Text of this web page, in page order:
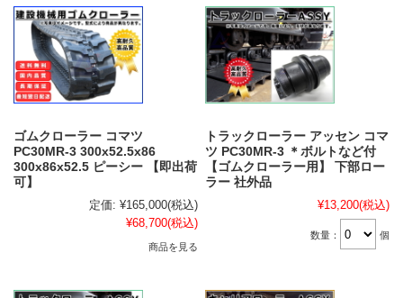
ゴムクローラー コマツ
PC30MR-3 300x52.5x86
300x86x52.5 ピーシー 【即出荷
可】
定価: ¥165,000(税込)
¥68,700(税込)
商品を見る
トラックローラー アッセン コマ
ツ PC30MR-3 ＊ボルトなど付
【ゴムクローラー用】 下部ロー
ラー 社外品
¥13,200(税込)
数量： 個